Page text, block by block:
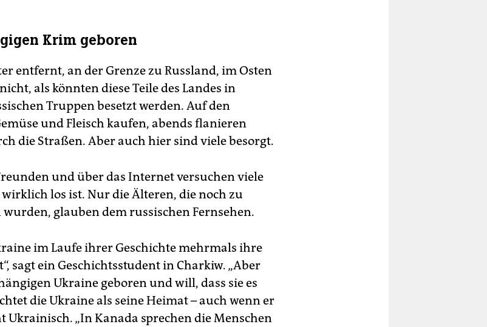
Krim geboren
entfernt, an der Grenze zu Russland, im Osten
als könnten diese Teile des Landes in
Truppen besetzt werden. Auf den
und Fleisch kaufen, abends flanieren
die Straßen. Aber auch hier sind viele besorgt.
und über das Internet versuchen viele
los ist. Nur die Älteren, die noch zu
glauben dem russischen Fernsehen.
im Laufe ihrer Geschichte mehrmals ihre
sagt ein Geschichtsstudent in Charkiw. „Aber
Ukraine geboren und will, dass sie es
die Ukraine als seine Heimat – auch wenn er
Ukrainisch. „In Kanada sprechen die Menschen